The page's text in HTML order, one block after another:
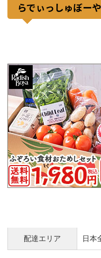
らでぃっしゅぼー
配達エリア 日本